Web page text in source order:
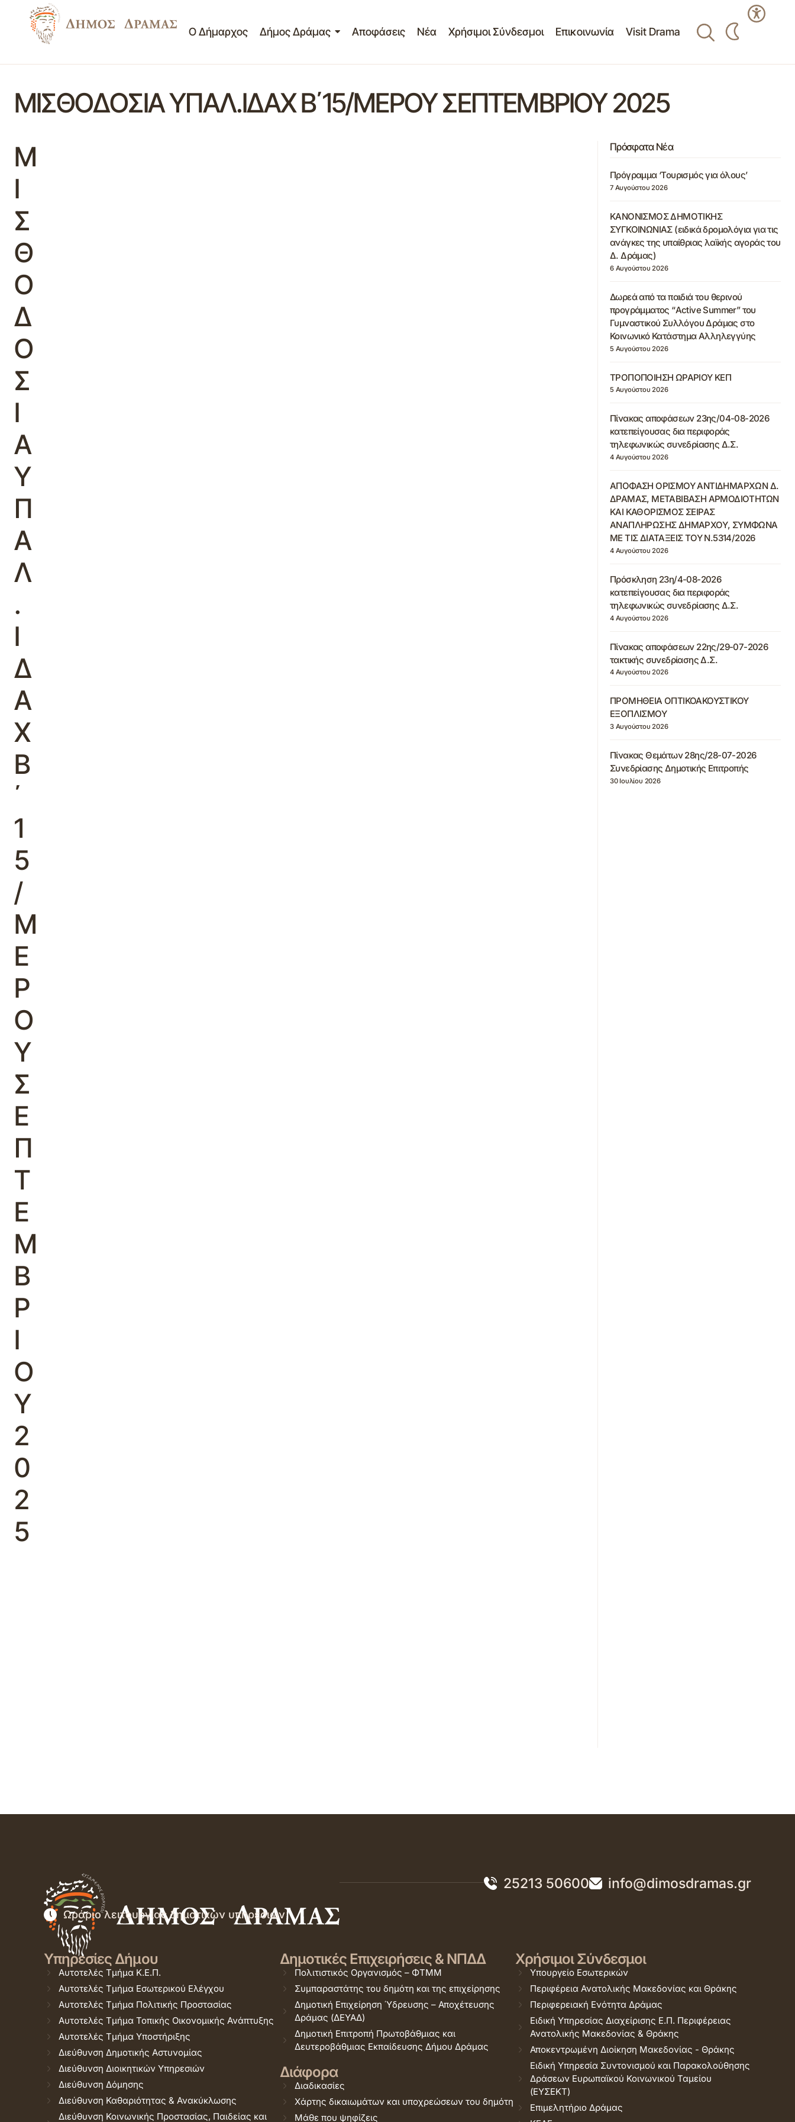
Ο Δήμαρχος Δήμος Δράμας Αποφάσεις Νέα Χρήσιμοι Σύνδεσμοι Επικοινωνία Visit Drama
ΜΙΣΘΟΔΟΣΙΑ ΥΠΑΛ.ΙΔΑΧ Β΄15/ΜΕΡΟΥ ΣΕΠΤΕΜΒΡΙΟΥ 2025
Μ
Ι
Σ
Θ
Ο
Δ
Ο
Σ
Ι
Α
Υ
Π
Α
Λ
.
Ι
Δ
Α
Χ
Β
΄
1
5
/
Μ
Ε
Ρ
Ο
Υ
Σ
Ε
Π
Τ
Ε
Μ
Β
Ρ
Ι
Ο
Υ
2
0
2
5
Πρόσφατα Νέα
Πρόγραμμα ‘Τουρισμός για όλους’
7 Αυγούστου 2026
ΚΑΝΟΝΙΣΜΟΣ ΔΗΜΟΤΙΚΗΣ
ΣΥΓΚΟΙΝΩΝΙΑΣ (ειδικά δρομολόγια για τις
ανάγκες της υπαίθριας λαϊκής αγοράς του
Δ. Δράμας)
6 Αυγούστου 2026
Δωρεά από τα παιδιά του θερινού
προγράμματος “Active Summer” του
Γυμναστικού Συλλόγου Δράμας στο
Κοινωνικό Κατάστημα Αλληλεγγύης
5 Αυγούστου 2026
ΤΡΟΠΟΠΟΙΗΣΗ ΩΡΑΡΙΟΥ ΚΕΠ
5 Αυγούστου 2026
Πίνακας αποφάσεων 23ης/04-08-2026
κατεπείγουσας δια περιφοράς
τηλεφωνικώς συνεδρίασης Δ.Σ.
4 Αυγούστου 2026
ΑΠΟΦΑΣΗ ΟΡΙΣΜΟΥ ΑΝΤΙΔΗΜΑΡΧΩΝ Δ.
ΔΡΑΜΑΣ, ΜΕΤΑΒΙΒΑΣΗ ΑΡΜΟΔΙΟΤΗΤΩΝ
ΚΑΙ ΚΑΘΟΡΙΣΜΟΣ ΣΕΙΡΑΣ
ΑΝΑΠΛΗΡΩΣΗΣ ΔΗΜΑΡΧΟΥ, ΣΥΜΦΩΝΑ
ΜΕ ΤΙΣ ΔΙΑΤΑΞΕΙΣ ΤΟΥ Ν.5314/2026
4 Αυγούστου 2026
Πρόσκληση 23η/4-08-2026
κατεπείγουσας δια περιφοράς
τηλεφωνικώς συνεδρίασης Δ.Σ.
4 Αυγούστου 2026
Πίνακας αποφάσεων 22ης/29-07-2026
τακτικής συνεδρίασης Δ.Σ.
4 Αυγούστου 2026
ΠΡΟΜΗΘΕΙΑ ΟΠΤΙΚΟΑΚΟΥΣΤΙΚΟΥ
ΕΞΟΠΛΙΣΜΟΥ
3 Αυγούστου 2026
Πίνακας Θεμάτων 28ης/28-07-2026
Συνεδρίασης Δημοτικής Επιτροπής
30 Ιουλίου 2026
25213 50600 info@dimosdramas.gr
Ωράριο λειτουργίας δημοτικών υπηρεσιών
Υπηρεσίες Δήμου
Αυτοτελές Τμήμα Κ.Ε.Π.
Αυτοτελές Τμήμα Εσωτερικού Ελέγχου
Αυτοτελές Τμήμα Πολιτικής Προστασίας
Αυτοτελές Τμήμα Τοπικής Οικονομικής Ανάπτυξης
Αυτοτελές Τμήμα Υποστήριξης
Διεύθυνση Δημοτικής Αστυνομίας
Διεύθυνση Διοικητικών Υπηρεσιών
Διεύθυνση Δόμησης
Διεύθυνση Καθαριότητας & Ανακύκλωσης
Διεύθυνση Κοινωνικής Προστασίας, Παιδείας και
Δημοτικές Επιχειρήσεις & ΝΠΔΔ
Πολιτιστικός Οργανισμός – ΦΤΜΜ
Συμπαραστάτης του δημότη και της επιχείρησης
Δημοτική Επιχείρηση Ύδρευσης – Αποχέτευσης
Δράμας (ΔΕΥΑΔ)
Δημοτική Επιτροπή Πρωτοβάθμιας και
Δευτεροβάθμιας Εκπαίδευσης Δήμου Δράμας
Διάφορα
Διαδικασίες
Χάρτης δικαιωμάτων και υποχρεώσεων του δημότη
Μάθε που ψηφίζεις
Χρήσιμοι Σύνδεσμοι
Υπουργείο Εσωτερικών
Περιφέρεια Ανατολικής Μακεδονίας και Θράκης
Περιφερειακή Ενότητα Δράμας
Ειδική Υπηρεσίας Διαχείρισης Ε.Π. Περιφέρειας
Ανατολικής Μακεδονίας & Θράκης
Αποκεντρωμένη Διοίκηση Μακεδονίας - Θράκης
Ειδική Υπηρεσία Συντονισμού και Παρακολούθησης
Δράσεων Ευρωπαϊκού Κοινωνικού Ταμείου
(ΕΥΣΕΚΤ)
Επιμελητήριο Δράμας